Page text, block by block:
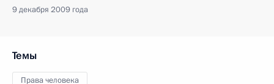
9 декабря 2009 года
Темы
Права человека